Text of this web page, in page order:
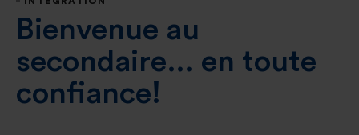
Bienvenue au
secondaire… en toute
confiance!